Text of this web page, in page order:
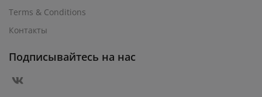
Terms & Conditions
Контакты
Подписывайтесь на нас